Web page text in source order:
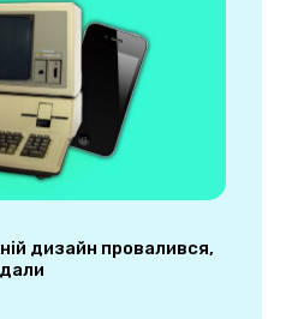
дизайн провалився,